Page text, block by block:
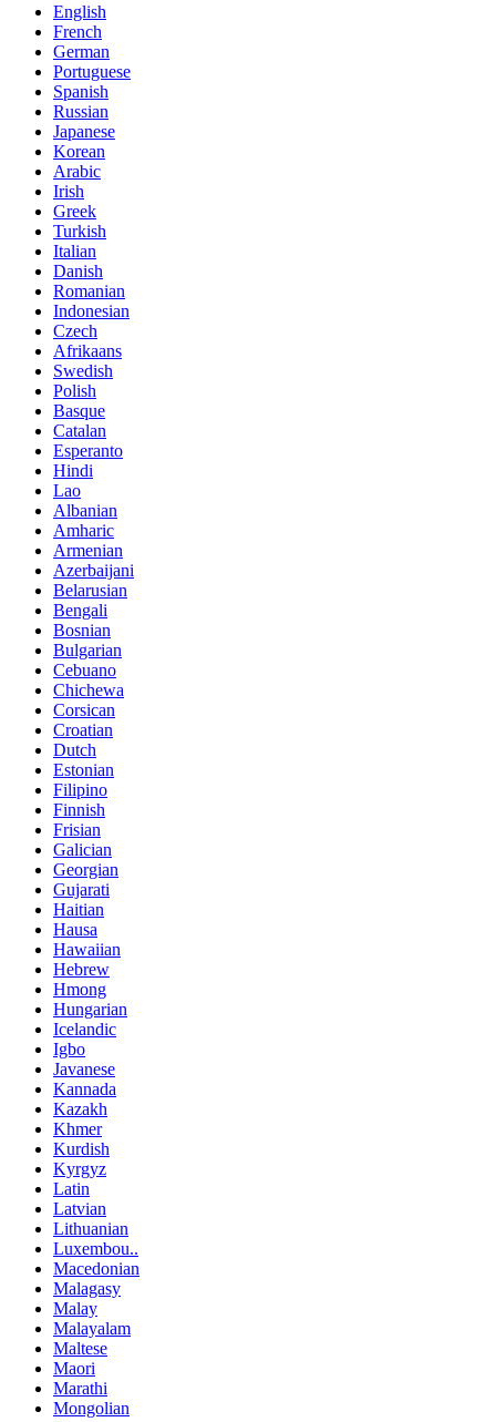
English
French
German
Portuguese
Spanish
Russian
Japanese
Korean
Arabic
Irish
Greek
Turkish
Italian
Danish
Romanian
Indonesian
Czech
Afrikaans
Swedish
Polish
Basque
Catalan
Esperanto
Hindi
Lao
Albanian
Amharic
Armenian
Azerbaijani
Belarusian
Bengali
Bosnian
Bulgarian
Cebuano
Chichewa
Corsican
Croatian
Dutch
Estonian
Filipino
Finnish
Frisian
Galician
Georgian
Gujarati
Haitian
Hausa
Hawaiian
Hebrew
Hmong
Hungarian
Icelandic
Igbo
Javanese
Kannada
Kazakh
Khmer
Kurdish
Kyrgyz
Latin
Latvian
Lithuanian
Luxembou..
Macedonian
Malagasy
Malay
Malayalam
Maltese
Maori
Marathi
Mongolian